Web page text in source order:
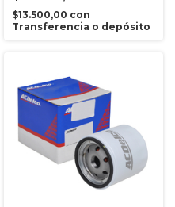
$13.500,00 con
Transferencia o depósito